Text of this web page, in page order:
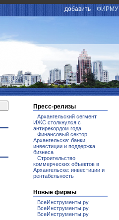
добавить ФИРМУ
Пресс-релизы
Архангельский сегмент
ИЖС столкнулся с
антирекордом года
Финансовый сектор
Архангельска: банки,
инвестиции и поддержка
бизнеса
Строительство
коммерческих объектов в
Архангельске: инвестиции и
рентабельность
Новые фирмы
ВсеИнструменты.ру
ВсеИнструменты.ру
ВсеИнструменты.ру